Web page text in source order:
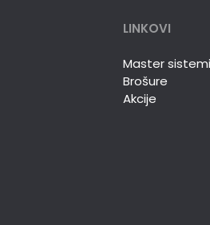
LINKOVI
Master sistemi
Brošure
Akcije